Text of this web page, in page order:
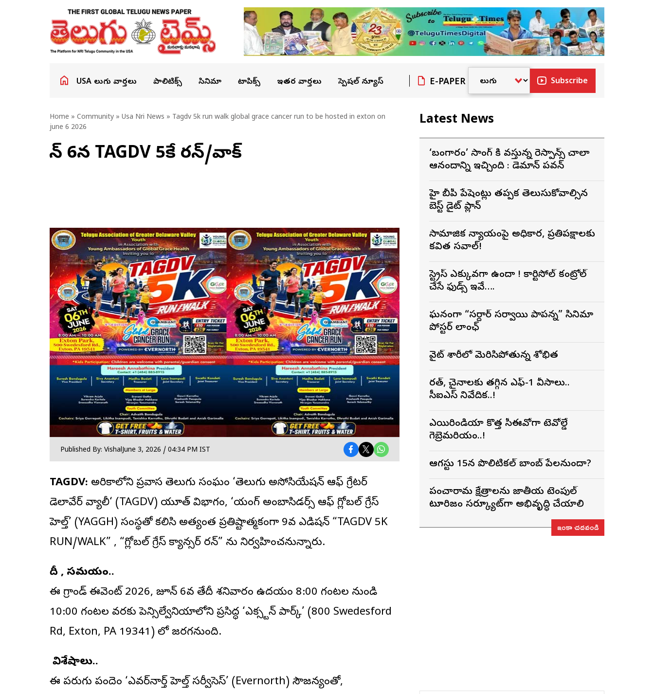
USA తెలుగు వార్తలు పాలిటిక్స్ సినిమా టాపిక్స్ ఇతర వార్తలు స్పెషల్ న్యూస్ E-PAPER Subscribe
Home » Community » Usa Nri News » Tagdv 5k run walk global grace cancer run to be hosted in exton on
june 6 2026
జూన్ 6న TAGDV 5కే రన్/వాక్
Published By: VishalJune 3, 2026 / 04:34 PM IST
TAGDV: అమెరికాలోని ప్రవాస తెలుగు సంఘం ‘తెలుగు అసోసియేషన్ ఆఫ్ గ్రేటర్
డెలావేర్ వ్యాలీ‘ (TAGDV) యూత్ విభాగం, ‘యంగ్ అంబాసిడర్స్ ఆఫ్ గ్లోబల్ గ్రేస్
హెల్త్’ (YAGGH) సంస్థతో కలిసి అత్యంత ప్రతిష్టాత్మకంగా 9వ ఎడిషన్ “TAGDV 5K
RUN/WALK” , “గ్లోబల్ గ్రేస్ క్యాన్సర్ రన్” ను నిర్వహించనున్నారు.
తేదీ , సమయం..
ఈ గ్రాండ్ ఈవెంట్ 2026, జూన్ 6వ తేదీ శనివారం ఉదయం 8:00 గంటల నుండి
10:00 గంటల వరకు పెన్సిల్వేనియాలోని ప్రసిద్ధ ‘ఎక్స్టన్ పార్క్’ (800 Swedesford
Rd, Exton, PA 19341) లో జరగనుంది.
విశేషాలు..
ఈ పరుగు పందెం ‘ఎవర్‌నార్త్ హెల్త్ సర్వీసెస్’ (Evernorth) సౌజన్యంతో,
Latest News
‘బంగారం’ సాంగ్ కి వస్తున్న రెస్పాన్స్ చాలా
ఆనందాన్ని ఇచ్చింది : డెమాన్ పవన్
హై బీపీ పేషెంట్లు తప్పక తెలుసుకోవాల్సిన
బెస్ట్ డైట్ ప్లాన్
సామాజిక న్యాయంపై అధికార, ప్రతిపక్షాలకు
కవిత సవాల్!
స్ట్రెస్ ఎక్కువగా ఉందా ! కార్టిసోల్ కంట్రోల్
చేసే ఫుడ్స్ ఇవే….
ఘనంగా “సర్దార్ సర్వాయి పాపన్న” సినిమా
పోస్టర్ లాంఛ్
వైట్ శారీలో మెరిసిపోతున్న శోభిత
భారత్, చైనాలకు తగ్గిన ఎఫ్-1 వీసాలు..
సీఐఎస్ నివేదిక..!
ఎయిరిండియా కొత్త సీఈవోగా టెవోల్డే
గెబ్రెమరియం..!
ఆగస్టు 15న పొలిటికల్ బాంబ్ పేలనుందా?
పంచారామ క్షేత్రాలను జాతీయ టెంపుల్
టూరిజం సర్క్యూట్‌గా అభివృద్ధి చేయాలి
ఇంకా చదవండి